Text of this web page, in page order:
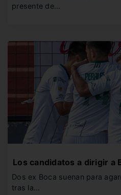
presente de…
Los candidatos a dirigir a
Dos ex Boca suenan para
tras la…